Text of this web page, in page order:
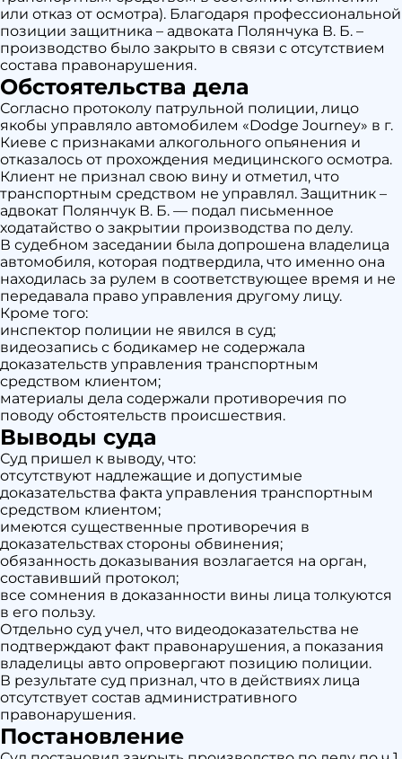
или отказ от осмотра). Благодаря профессиональной
позиции защитника – адвоката Полянчука В. Б. –
производство было закрыто в связи с отсутствием
состава правонарушения.
Обстоятельства дела
Согласно протоколу патрульной полиции, лицо
якобы управляло автомобилем «Dodge Journey» в г.
Киеве с признаками алкогольного опьянения и
отказалось от прохождения медицинского осмотра.
Клиент не признал свою вину и отметил, что
транспортным средством не управлял. Защитник –
адвокат Полянчук В. Б. — подал письменное
ходатайство о закрытии производства по делу.
В судебном заседании была допрошена владелица
автомобиля, которая подтвердила, что именно она
находилась за рулем в соответствующее время и не
передавала право управления другому лицу.
Кроме того:
инспектор полиции не явился в суд;
видеозапись с бодикамер не содержала
доказательств управления транспортным
средством клиентом;
материалы дела содержали противоречия по
поводу обстоятельств происшествия.
Выводы суда
Суд пришел к выводу, что:
отсутствуют надлежащие и допустимые
доказательства факта управления транспортным
средством клиентом;
имеются существенные противоречия в
доказательствах стороны обвинения;
обязанность доказывания возлагается на орган,
составивший протокол;
все сомнения в доказанности вины лица толкуются
в его пользу.
Отдельно суд учел, что видеодоказательства не
подтверждают факт правонарушения, а показания
владелицы авто опровергают позицию полиции.
В результате суд признал, что в действиях лица
отсутствует состав административного
правонарушения.
Постановление